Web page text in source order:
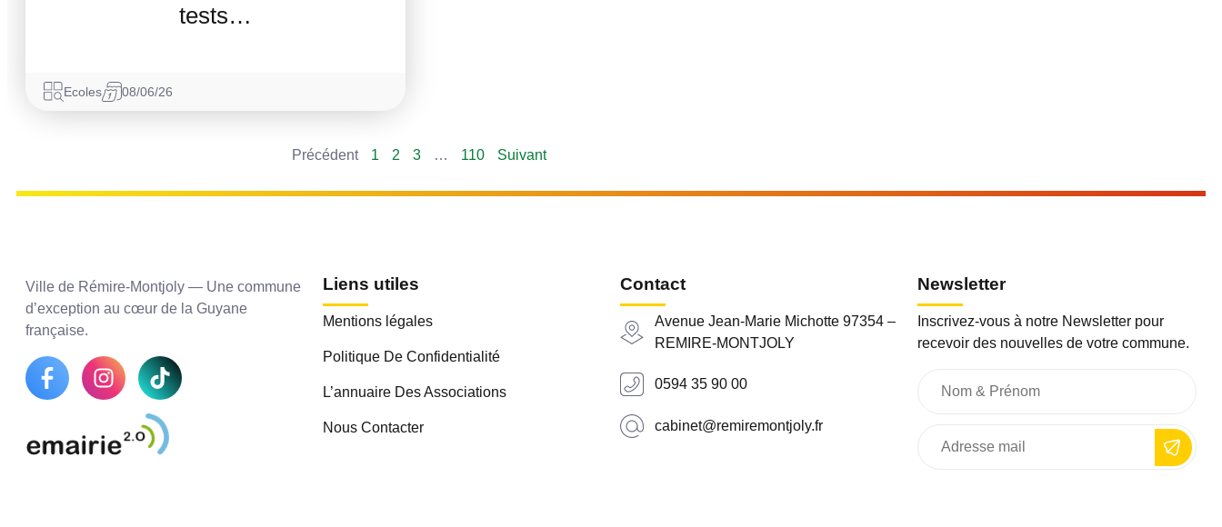
tests…
Ecoles 08/06/26
Précédent 1 2 3 … 110 Suivant
Ville de Rémire-Montjoly — Une commune
d’exception au cœur de la Guyane
française.
Liens utiles
Mentions légales
Politique De Confidentialité
L’annuaire Des Associations
Nous Contacter
Contact
Avenue Jean-Marie Michotte 97354 –
REMIRE-MONTJOLY
0594 35 90 00
cabinet@remiremontjoly.fr
Newsletter
Inscrivez-vous à notre Newsletter pour
recevoir des nouvelles de votre commune.